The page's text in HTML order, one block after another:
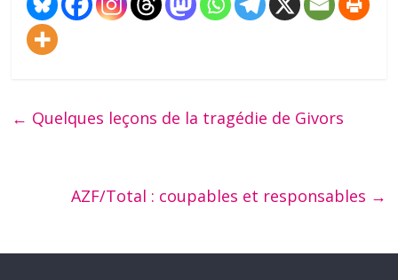
← Quelques leçons de la tragédie de Givors
AZF/Total : coupables et responsables →